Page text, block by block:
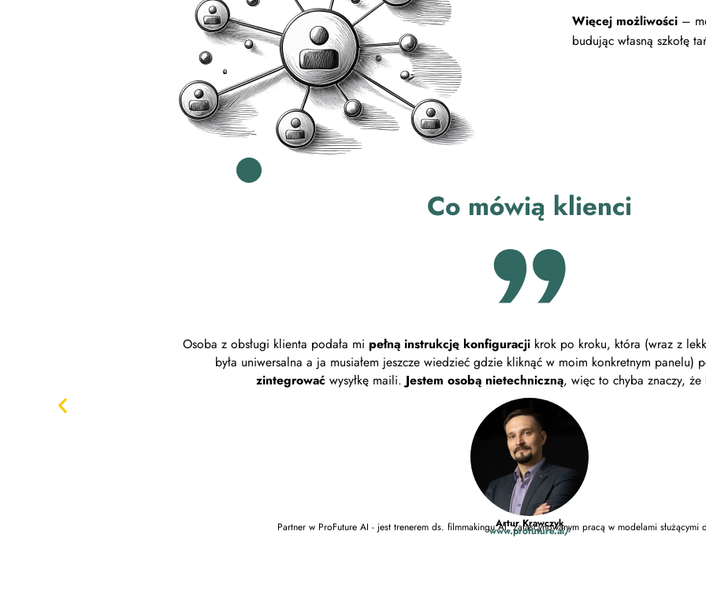
Więcej możliwości –
budując własną szkołę
Co mówią klienci
Osoba z obsługi klienta podała mi pełną instrukcję konfiguracjikrok po kroku, która (wraz z
była uniwersalna a ja musiałem jeszcze wiedzieć gdzie kliknąć w moim konkretnym panelu)
zintegrować wysyłkę maili. Jestem osobą nietechniczną, więc to chyba znaczy, że
Artur Krawczyk
Partner w ProFuture AI - jest trenerem ds. filmmakingu AI, zafascynowanym pracą w modelami służącymi
www.profuture.ai/